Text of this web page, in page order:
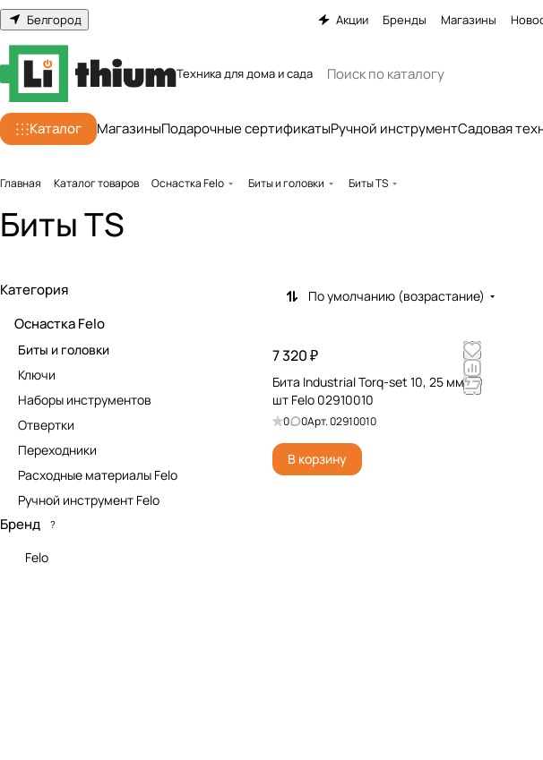
Белгород Акции Бренды Магазины
Техника для дома и сада
Каталог МагазиныПодарочные сертификатыРучной инструментСадовая
Главная Каталог товаров Оснастка Felo Биты и головки Биты TS
Биты TS
По умолчанию (возрастание)
7 320 ₽
Бита Industrial Torq-set 10, 25 мм, 10
шт Felo 02910010
0 0Арт.02910010
В корзину
Категория
Оснастка Felo
Биты и головки
Ключи
Наборы инструментов
Отвертки
Переходники
Расходные материалы Felo
Ручной инструмент Felo
Бренд ?
Felo